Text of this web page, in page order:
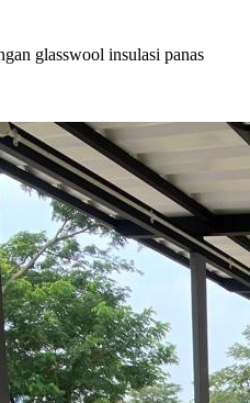
glasswool insulasi panas